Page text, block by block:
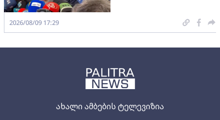
ახალი ამბების ტელევიზია
2026/08/09 17:29